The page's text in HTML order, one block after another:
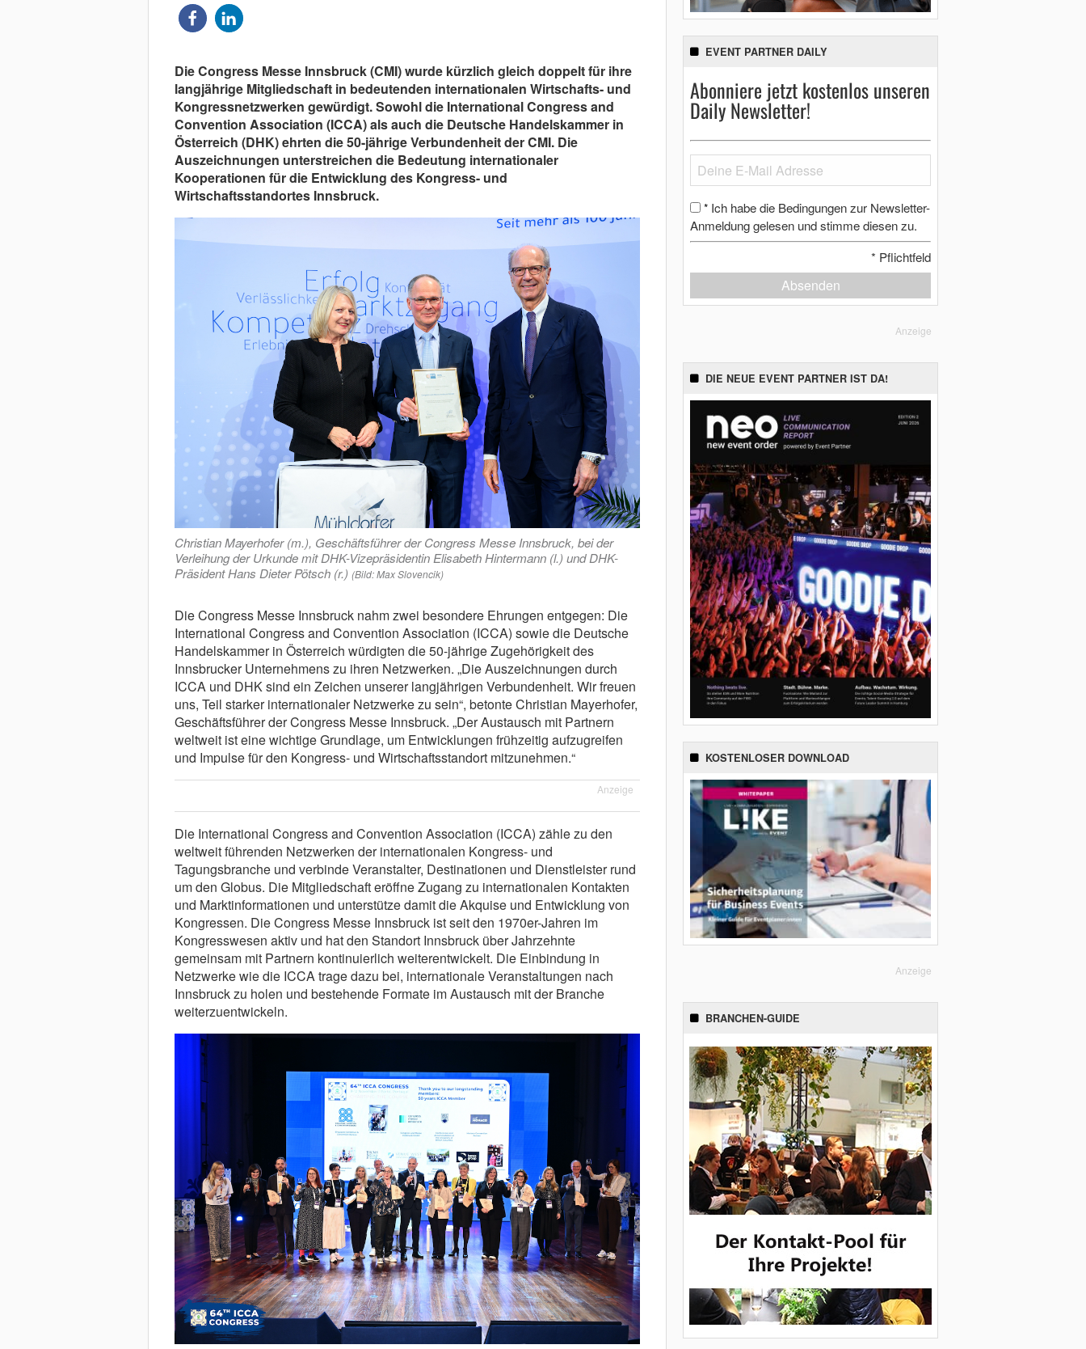
Die Congress Messe Innsbruck (CMI) wurde kürzlich gleich doppelt für ihre
langjährige Mitgliedschaft in bedeutenden internationalen Wirtschafts- und
Kongressnetzwerken gewürdigt. Sowohl die International Congress and
Convention Association (ICCA) als auch die Deutsche Handelskammer in
Österreich (DHK) ehrten die 50-jährige Verbundenheit der CMI. Die
Auszeichnungen unterstreichen die Bedeutung internationaler
Kooperationen für die Entwicklung des Kongress- und
Wirtschaftsstandortes Innsbruck.
Christian Mayerhofer (m.), Geschäftsführer der Congress Messe Innsbruck, bei der
Verleihung der Urkunde mit DHK-Vizepräsidentin Elisabeth Hintermann (l.) und DHK-
Präsident Hans Dieter Pötsch (r.) (Bild: Max Slovencik)
Die Congress Messe Innsbruck nahm zwei besondere Ehrungen entgegen: Die
International Congress and Convention Association (ICCA) sowie die Deutsche
Handelskammer in Österreich würdigten die 50-jährige Zugehörigkeit des
Innsbrucker Unternehmens zu ihren Netzwerken. „Die Auszeichnungen durch
ICCA und DHK sind ein Zeichen unserer langjährigen Verbundenheit. Wir freuen
uns, Teil starker internationaler Netzwerke zu sein“, betonte Christian Mayerhofer,
Geschäftsführer der Congress Messe Innsbruck. „Der Austausch mit Partnern
weltweit ist eine wichtige Grundlage, um Entwicklungen frühzeitig aufzugreifen
und Impulse für den Kongress- und Wirtschaftsstandort mitzunehmen.“
Anzeige
Die International Congress and Convention Association (ICCA) zähle zu den
weltweit führenden Netzwerken der internationalen Kongress- und
Tagungsbranche und verbinde Veranstalter, Destinationen und Dienstleister rund
um den Globus. Die Mitgliedschaft eröffne Zugang zu internationalen Kontakten
und Marktinformationen und unterstütze damit die Akquise und Entwicklung von
Kongressen. Die Congress Messe Innsbruck ist seit den 1970er-Jahren im
Kongresswesen aktiv und hat den Standort Innsbruck über Jahrzehnte
gemeinsam mit Partnern kontinuierlich weiterentwickelt. Die Einbindung in
Netzwerke wie die ICCA trage dazu bei, internationale Veranstaltungen nach
Innsbruck zu holen und bestehende Formate im Austausch mit der Branche
weiterzuentwickeln.
EVENT PARTNER DAILY
Abonniere jetzt kostenlos unseren
Daily Newsletter!
* Ich habe die Bedingungen zur Newsletter-
Anmeldung gelesen und stimme diesen zu.
* Pflichtfeld
Absenden
Anzeige
DIE NEUE EVENT PARTNER IST DA!
KOSTENLOSER DOWNLOAD
Anzeige
BRANCHEN-GUIDE